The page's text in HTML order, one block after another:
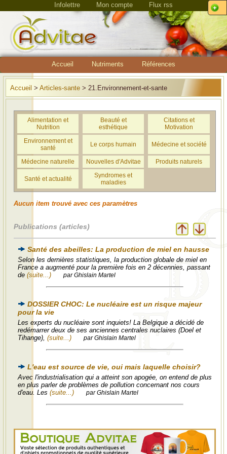
Infolettre Mon compte Flux rss
Accueil Nutriments Références
Accueil > Articles-sante > 21.Environnement-et-sante
Alimentation et
Nutrition
Beauté et
esthétique
Citations et
Motivation
Environnement et
santé
Le corps humain Médecine et société
Médecine naturelle Nouvelles d'Advitae Produits naturels
Santé et actualité
Syndromes et
maladies
Aucun item trouvé avec ces paramètres
Publications (articles)
Santé des abeilles: La production de miel en hausse
Selon les dernières statistiques, la production globale de miel en
France a augmenté pour la première fois en 2 décennies, passant
de (suite...) par Ghislain Martel
DOSSIER CHOC: Le nucléaire est un risque majeur
pour la vie
Les experts du nucléaire sont inquiets! La Belgique a décidé de
redémarrer deux de ses anciennes centrales nuclaires (Doel et
Tihange), (suite...) par Ghislain Martel
L'eau est source de vie, oui mais laquelle choisir?
Avec l'industrialisation qui a atteint son apogée, on entend de plus
en plus parler de problèmes de pollution concernant nos cours
d'eau. Les (suite...) par Ghislain Martel